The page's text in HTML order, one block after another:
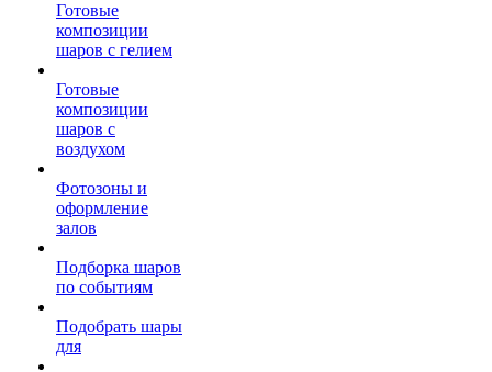
Готовые
композиции
шаров с гелием
Готовые
композиции
шаров с
воздухом
Фотозоны и
оформление
залов
Подборка шаров
по событиям
Подобрать шары
для